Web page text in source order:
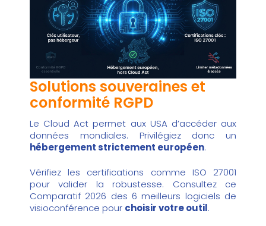
Solutions souveraines et
conformité RGPD
Le Cloud Act permet aux USA d’accéder aux
données mondiales. Privilégiez donc un
hébergement strictement européen.
Vérifiez les certifications comme ISO 27001
pour valider la robustesse. Consultez ce
Comparatif 2026 des 6 meilleurs logiciels de
visioconférence pour choisir votre outil.